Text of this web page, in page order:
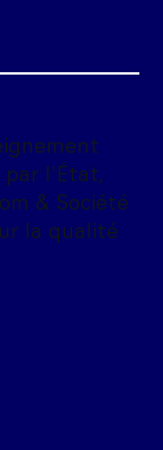
par l'État,
& Société
la qualité